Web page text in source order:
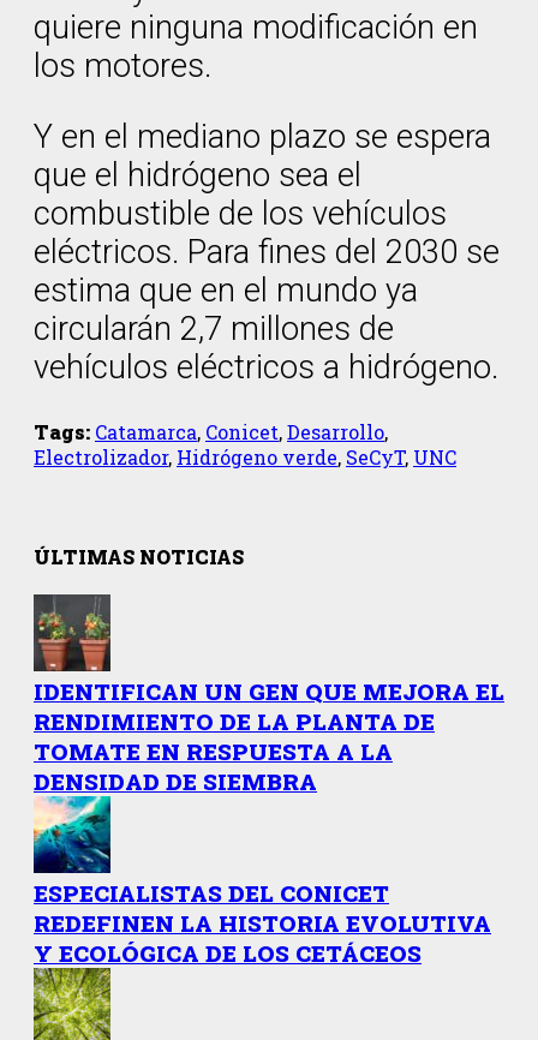
quiere ninguna modificación en
los motores.
Y en el mediano plazo se espera
que el hidrógeno sea el
combustible de los vehículos
eléctricos. Para fines del 2030 se
estima que en el mundo ya
circularán 2,7 millones de
vehículos eléctricos a hidrógeno.
Tags: Catamarca, Conicet,Desarrollo,
Electrolizador, Hidrógeno verde, SeCyT, UNC
ÚLTIMAS NOTICIAS
IDENTIFICAN UN GEN QUE MEJORA EL
RENDIMIENTO DE LA PLANTA DE
TOMATE EN RESPUESTA A LA
DENSIDAD DE SIEMBRA
ESPECIALISTAS DEL CONICET
REDEFINEN LA HISTORIA EVOLUTIVA
Y ECOLÓGICA DE LOS CETÁCEOS